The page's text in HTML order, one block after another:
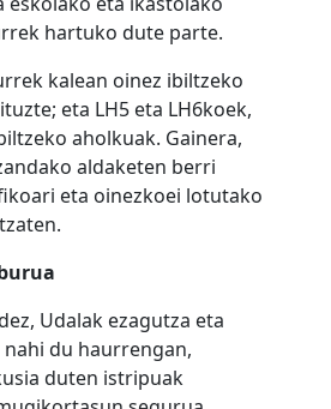
hartuko dute parte.
kalean oinez ibiltzeko
eta LH5 eta LH6koek,
aholkuak. Gainera,
aldaketen berri
eta oinezkoei lotutako
Udalak ezagutza eta
du haurrengan,
duten istripuak